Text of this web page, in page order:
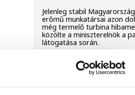
Jelenleg stabil
erőmű munkatársai azon
még termelő turbina
közölte a miniszterelnök a
látogatása során.
Játék közben
tudomány